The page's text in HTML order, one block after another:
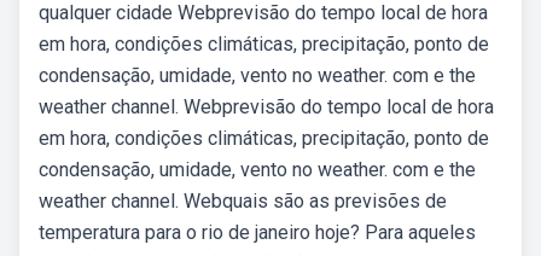
qualquer cidade Webprevisão do tempo local de hora
em hora, condições climáticas, precipitação, ponto de
condensação, umidade, vento no weather. com e the
weather channel. Webprevisão do tempo local de hora
em hora, condições climáticas, precipitação, ponto de
condensação, umidade, vento no weather. com e the
weather channel. Webquais são as previsões de
temperatura para o rio de janeiro hoje? Para aqueles